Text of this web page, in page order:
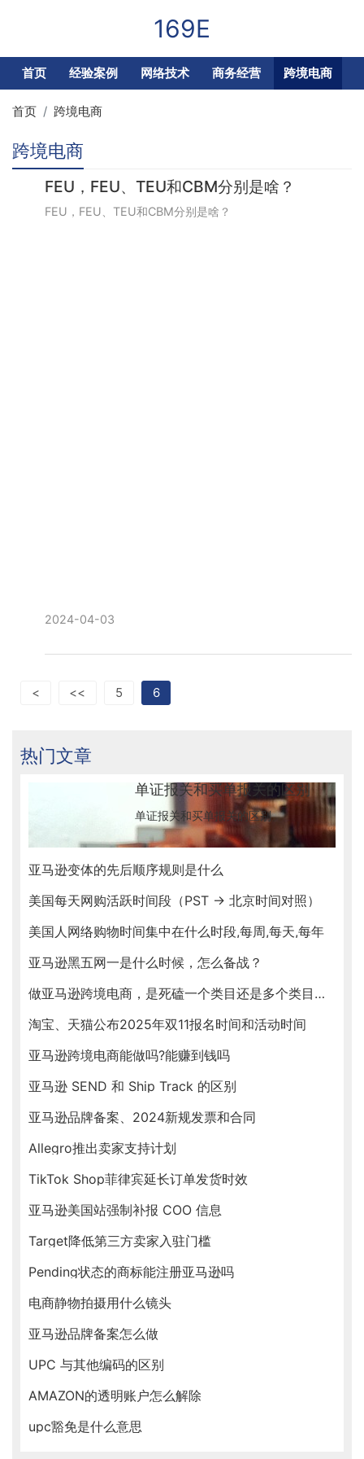
169E
首页 经验案例 网络技术 商务经营 跨境电商
首页 跨境电商
跨境电商
FEU，FEU、TEU和CBM分别是啥？
FEU，FEU、TEU和CBM分别是啥？
2024-04-03
< << 5 6
热门文章
单证报关和买单报关的区别
单证报关和买单报关的区别
亚马逊变体的先后顺序规则是什么
美国每天网购活跃时间段（PST → 北京时间对照）
美国人网络购物时间集中在什么时段,每周,每天,每年
亚马逊黑五网一是什么时候，怎么备战？
做亚马逊跨境电商，是死磕一个类目还是多个类目同时运营
淘宝、天猫公布2025年双11报名时间和活动时间
亚马逊跨境电商能做吗?能赚到钱吗
亚马逊 SEND 和 Ship Track 的区别
亚马逊品牌备案、2024新规发票和合同
Allegro推出卖家支持计划
TikTok Shop菲律宾延长订单发货时效
亚马逊美国站强制补报 COO 信息
Target降低第三方卖家入驻门槛
Pending状态的商标能注册亚马逊吗
电商静物拍摄用什么镜头
亚马逊品牌备案怎么做
UPC 与其他编码的区别
AMAZON的透明账户怎么解除
upc豁免是什么意思